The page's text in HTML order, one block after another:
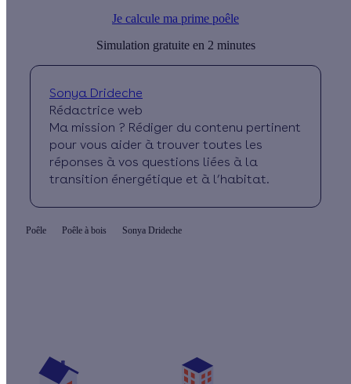
Je calcule ma prime poêle
Simulation gratuite en 2 minutes
Sonya Drideche
Rédactrice web
Ma mission ? Rédiger du contenu pertinent
pour vous aider à trouver toutes les
réponses à vos questions liées à la
transition énergétique et à l’habitat.
Poêle Poêle à bois Sonya Drideche